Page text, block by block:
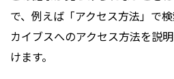
で、例えば「アクセス方法」で
カイブスへのアクセス方法を説
けます。